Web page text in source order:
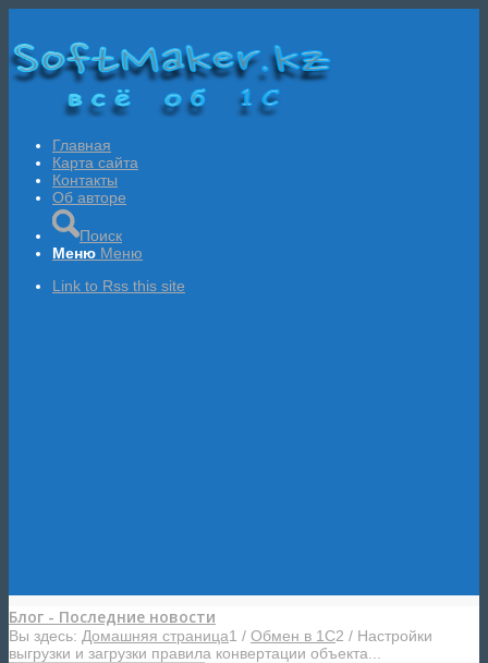
Главная
Карта сайта
Контакты
Об авторе
Поиск
Меню Меню
Link to Rss this site
Блог - Последние новости
Вы здесь: Домашняя страница1 / Обмен в 1С2 / Настройки
выгрузки и загрузки правила конвертации объекта...